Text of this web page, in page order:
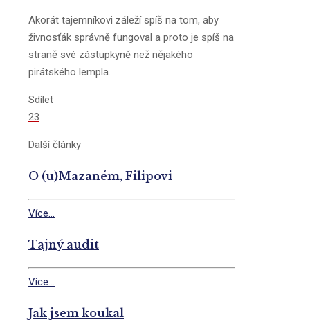
Akorát tajemníkovi záleží spíš na tom, aby
živnosťák správně fungoval a proto je spíš na
straně své zástupkyně než nějakého
pirátského lempla.
Sdílet
23
Další články
O (u)Mazaném, Filipovi
Více...
Tajný audit
Více...
Jak jsem koukal